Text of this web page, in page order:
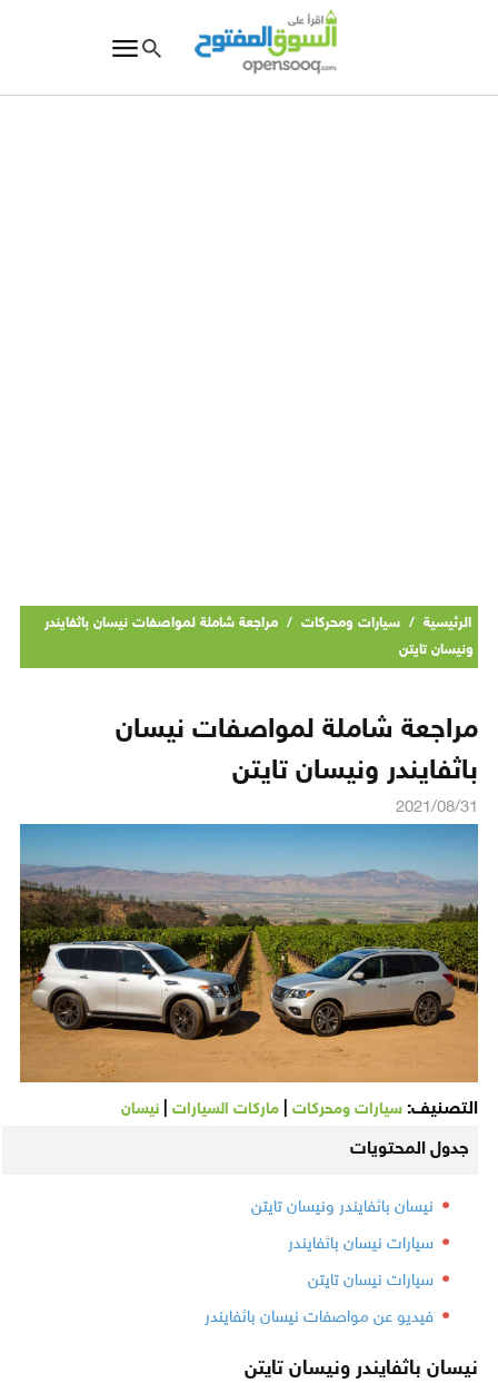
الرئيسية / سيارات ومحركات / مراجعة شاملة لمواصفات نيسان باثفايندر
ونيسان تايتن
مراجعة شاملة لمواصفات نيسان
باثفايندر ونيسان تايتن
2021/08/31
التصنيف: سيارات ومحركات| ماركات السيارات| نيسان
جدول المحتويات
نيسان باثفايندر ونيسان تايتن
سيارات نيسان باثفايندر
سيارات نيسان تايتن
فيديو عن مواصفات نيسان باثفايندر
نيسان باثفايندر ونيسان تايتن